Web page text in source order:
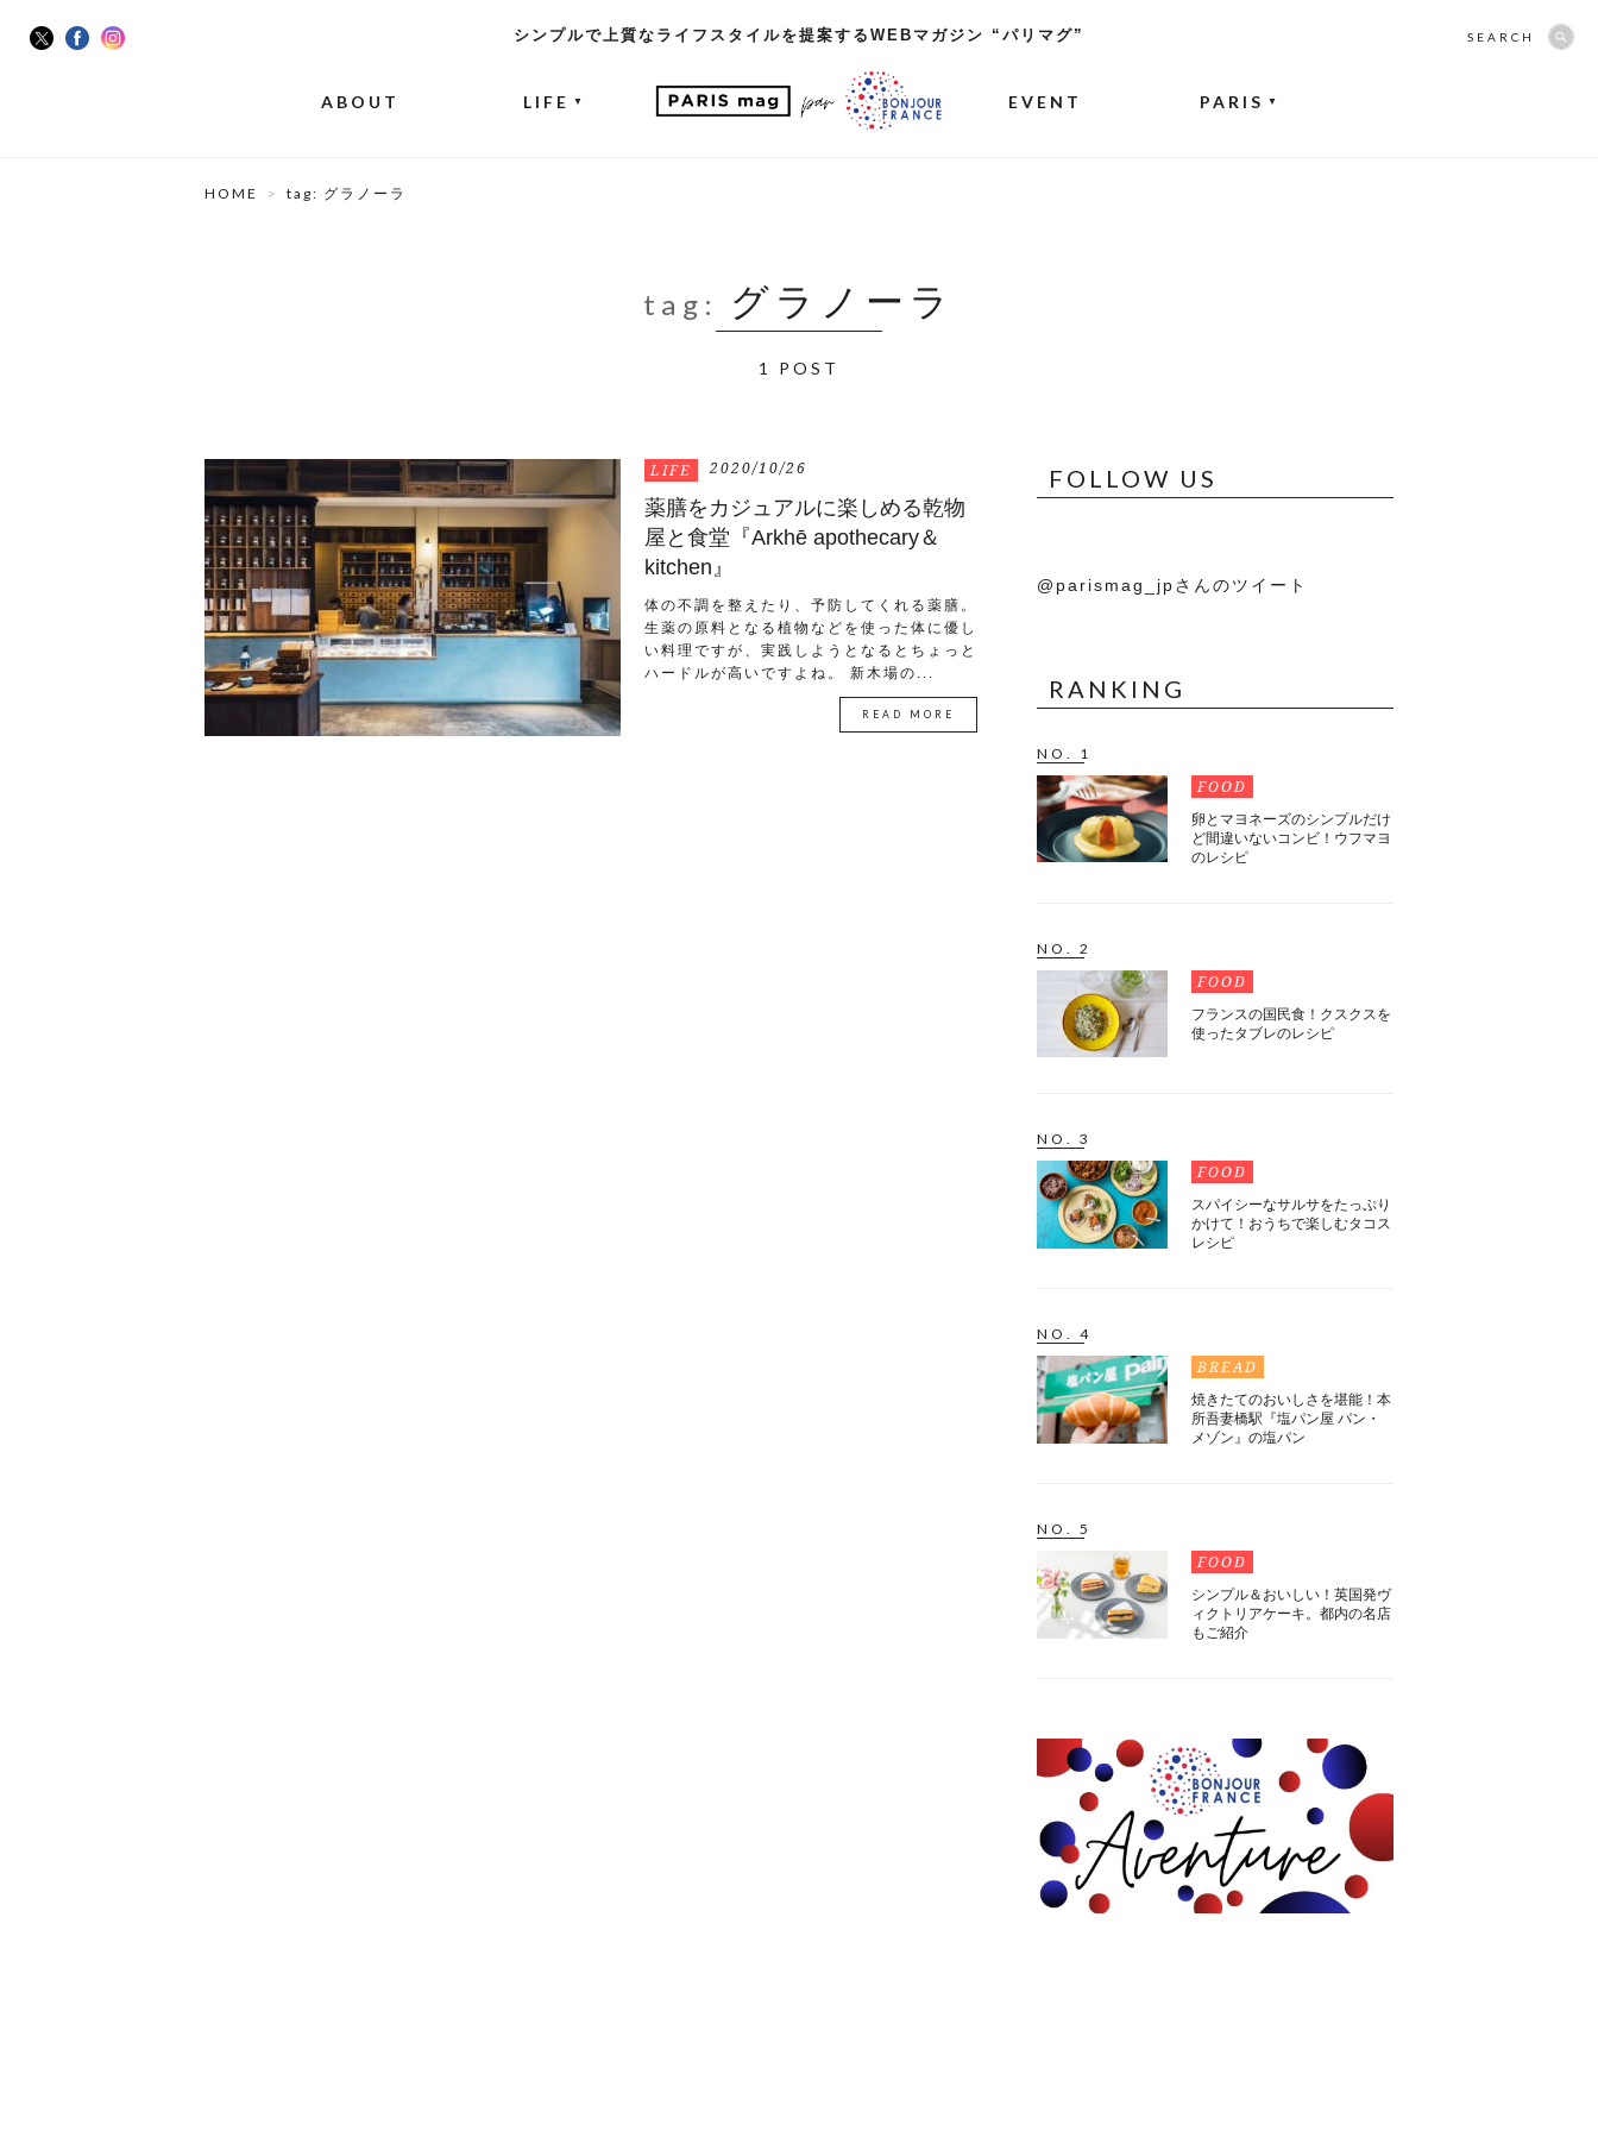
シンプルで上質なライフスタイルを提案するWEBマガジン “パリマグ”
ABOUT LIFE ▼ EVENT PARIS ▼
SEARCH
HOME tag: グラノーラ
tag: グラノーラ
1 POST
LIFE 2020/10/26
薬膳をカジュアルに楽しめる乾物
屋と食堂『Arkhē apothecary＆
kitchen』
体の不調を整えたり、予防してくれる薬膳。
生薬の原料となる植物などを使った体に優し
い料理ですが、実践しようとなるとちょっと
ハードルが高いですよね。 新木場の...
READ MORE
FOLLOW US
@parismag_jpさんのツイート
RANKING
NO. 1
FOOD
卵とマヨネーズのシンプルだけ
ど間違いないコンビ！ウフマヨ
のレシピ
NO. 2
FOOD
フランスの国民食！クスクスを
使ったタブレのレシピ
NO. 3
FOOD
スパイシーなサルサをたっぷり
かけて！おうちで楽しむタコス
レシピ
NO. 4
BREAD
焼きたてのおいしさを堪能！本
所吾妻橋駅『塩パン屋 パン・
メゾン』の塩パン
NO. 5
FOOD
シンプル＆おいしい！英国発ヴ
ィクトリアケーキ。都内の名店
もご紹介